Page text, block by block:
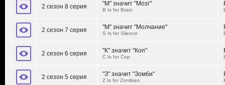
2 сезон 8 серия "М" значит "Мозг"
B Is for Brain
2 сезон 7 серия "М" значит "Молчание"
S Is for Silence
2 сезон 6 серия "К" значит "Коп"
C Is for Cop
2 сезон 5 серия "З" значит "Зомби"
Z Is for Zombies